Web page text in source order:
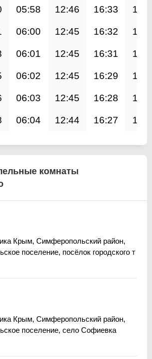
05:58 12:46 16:33
06:00 12:45 16:32
06:01 12:45 16:31
06:02 12:45 16:29
06:03 12:45 16:28
06:04 12:44 16:27
комнаты
Крым, Симферопольский район,
поселение, посёлок городского т
Крым, Симферопольский район,
поселение, село Софиевка